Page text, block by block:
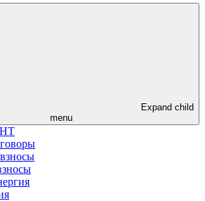
Expand child
menu